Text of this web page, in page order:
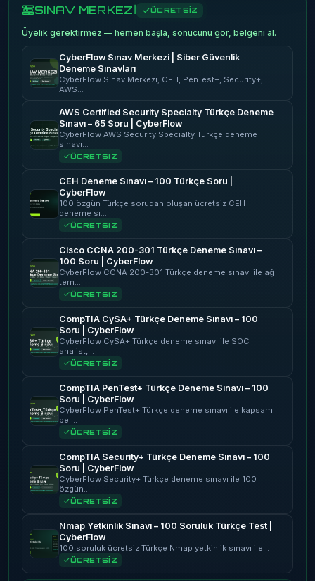
SINAV MERKEZİ ÜCRETSİZ
Üyelik gerektirmez — hemen başla, sonucunu gör, belgeni al.
CyberFlow Sınav Merkezi | Siber Güvenlik
Deneme Sınavları
CyberFlow Sınav Merkezi; CEH, PenTest+, Security+,
AWS…
AWS Certified Security Specialty Türkçe Deneme
Sınavı – 65 Soru | CyberFlow
CyberFlow AWS Security Specialty Türkçe deneme
sınavı…
ÜCRETSİZ
CEH Deneme Sınavı – 100 Türkçe Soru |
CyberFlow
100 özgün Türkçe sorudan oluşan ücretsiz CEH
deneme sı…
ÜCRETSİZ
Cisco CCNA 200-301 Türkçe Deneme Sınavı –
100 Soru | CyberFlow
CyberFlow CCNA 200-301 Türkçe deneme sınavı ile ağ
tem…
ÜCRETSİZ
CompTIA CySA+ Türkçe Deneme Sınavı – 100
Soru | CyberFlow
CyberFlow CySA+ Türkçe deneme sınavı ile SOC
analist,…
ÜCRETSİZ
CompTIA PenTest+ Türkçe Deneme Sınavı – 100
Soru | CyberFlow
CyberFlow PenTest+ Türkçe deneme sınavı ile kapsam
bel…
ÜCRETSİZ
CompTIA Security+ Türkçe Deneme Sınavı – 100
Soru | CyberFlow
CyberFlow Security+ Türkçe deneme sınavı ile 100
özgün…
ÜCRETSİZ
Nmap Yetkinlik Sınavı – 100 Soruluk Türkçe Test |
CyberFlow
100 soruluk ücretsiz Türkçe Nmap yetkinlik sınavı ile…
ÜCRETSİZ